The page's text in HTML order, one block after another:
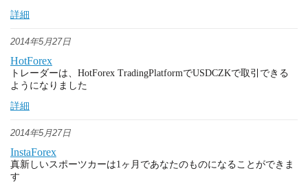
詳細
2014年5月27日
HotForex
トレーダーは、HotForex TradingPlatformでUSDCZKで取引できる
ようになりました
詳細
2014年5月27日
InstaForex
真新しいスポーツカーは1ヶ月であなたのものになることができま
す